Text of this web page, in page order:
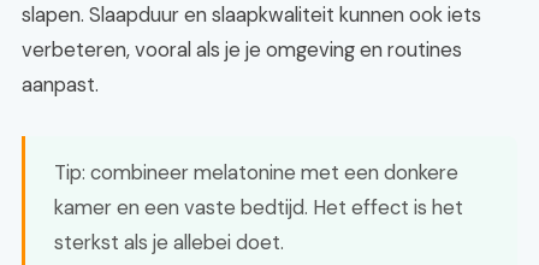
slapen. Slaapduur en slaapkwaliteit kunnen ook iets
verbeteren, vooral als je je omgeving en routines
aanpast.
Tip: combineer melatonine met een donkere
kamer en een vaste bedtijd. Het effect is het
sterkst als je allebei doet.